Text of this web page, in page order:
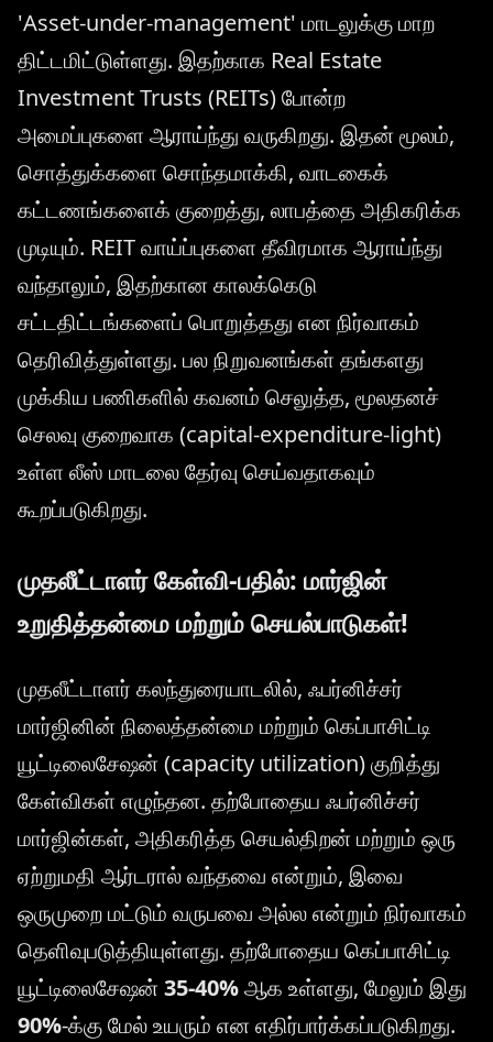
'Asset-under-management' மாடலுக்கு மாற
திட்டமிட்டுள்ளது. இதற்காக Real Estate
Investment Trusts (REITs) போன்ற
அமைப்புகளை ஆராய்ந்து வருகிறது. இதன் மூலம்,
சொத்துக்களை சொந்தமாக்கி, வாடகைக்
கட்டணங்களைக் குறைத்து, லாபத்தை அதிகரிக்க
முடியும். REIT வாய்ப்புகளை தீவிரமாக ஆராய்ந்து
வந்தாலும், இதற்கான காலக்கெடு
சட்டதிட்டங்களைப் பொறுத்தது என நிர்வாகம்
தெரிவித்துள்ளது. பல நிறுவனங்கள் தங்களது
முக்கிய பணிகளில் கவனம் செலுத்த, மூலதனச்
செலவு குறைவாக (capital-expenditure-light)
உள்ள லீஸ் மாடலை தேர்வு செய்வதாகவும்
கூறப்படுகிறது.
முதலீட்டாளர் கேள்வி-பதில்: மார்ஜின்
உறுதித்தன்மை மற்றும் செயல்பாடுகள்!
முதலீட்டாளர் கலந்துரையாடலில், ஃபர்னிச்சர்
மார்ஜினின் நிலைத்தன்மை மற்றும் கெப்பாசிட்டி
யூட்டிலைசேஷன் (capacity utilization) குறித்து
கேள்விகள் எழுந்தன. தற்போதைய ஃபர்னிச்சர்
மார்ஜின்கள், அதிகரித்த செயல்திறன் மற்றும் ஒரு
ஏற்றுமதி ஆர்டரால் வந்தவை என்றும், இவை
ஒருமுறை மட்டும் வருபவை அல்ல என்றும் நிர்வாகம்
தெளிவுபடுத்தியுள்ளது. தற்போதைய கெப்பாசிட்டி
யூட்டிலைசேஷன்35-40%ஆக உள்ளது, மேலும் இது
90%-க்கு மேல் உயரும் என எதிர்பார்க்கப்படுகிறது.